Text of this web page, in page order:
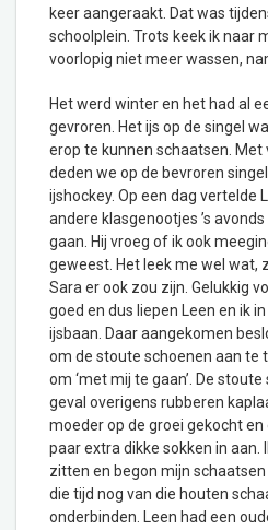
keer aangeraakt. Dat was
schoolplein. Trots keek ik naar
voorlopig niet meer wassen,
Het werd winter en het had al
gevroren. Het ijs op de singel
erop te kunnen schaatsen.
deden we op de bevroren
ijshockey. Op een dag vertelde
andere klasgenootjes ’s
gaan. Hij vroeg of ik ook
geweest. Het leek me wel wat,
Sara er ook zou zijn. Gelukkig
goed en dus liepen Leen en ik
ijsbaan. Daar aangekomen
om de stoute schoenen aan te
om ‘met mij te gaan’. De
geval overigens rubberen
moeder op de groei gekocht
paar extra dikke sokken in aan.
zitten en begon mijn
die tijd nog van die houten
onderbinden. Leen had een